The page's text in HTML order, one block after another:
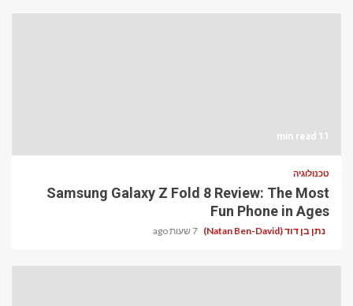
11 min read
טכנולוגיה
Samsung Galaxy Z Fold 8 Review: The Most
Fun Phone in Ages
נתן בן דוד (Natan Ben-David) 7 שעות ago